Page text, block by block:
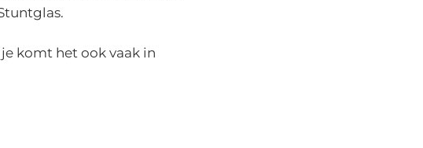
komt het ook vaak in